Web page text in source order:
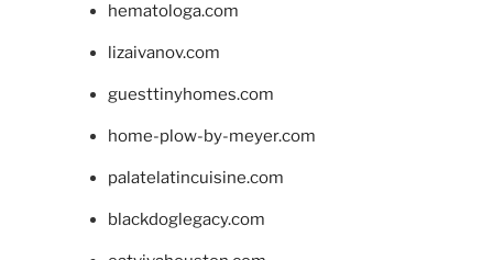
hematologa.com
lizaivanov.com
guesttinyhomes.com
home-plow-by-meyer.com
palatelatincuisine.com
blackdoglegacy.com